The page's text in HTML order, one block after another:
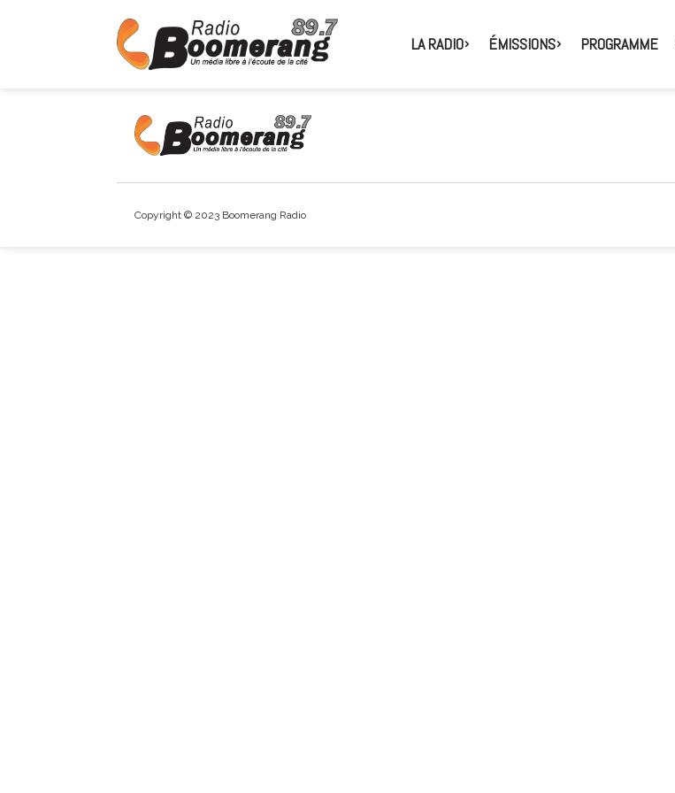
LA RADIO ÉMISSIONS PROGRAMME
Copyright © 2023 Boomerang Radio